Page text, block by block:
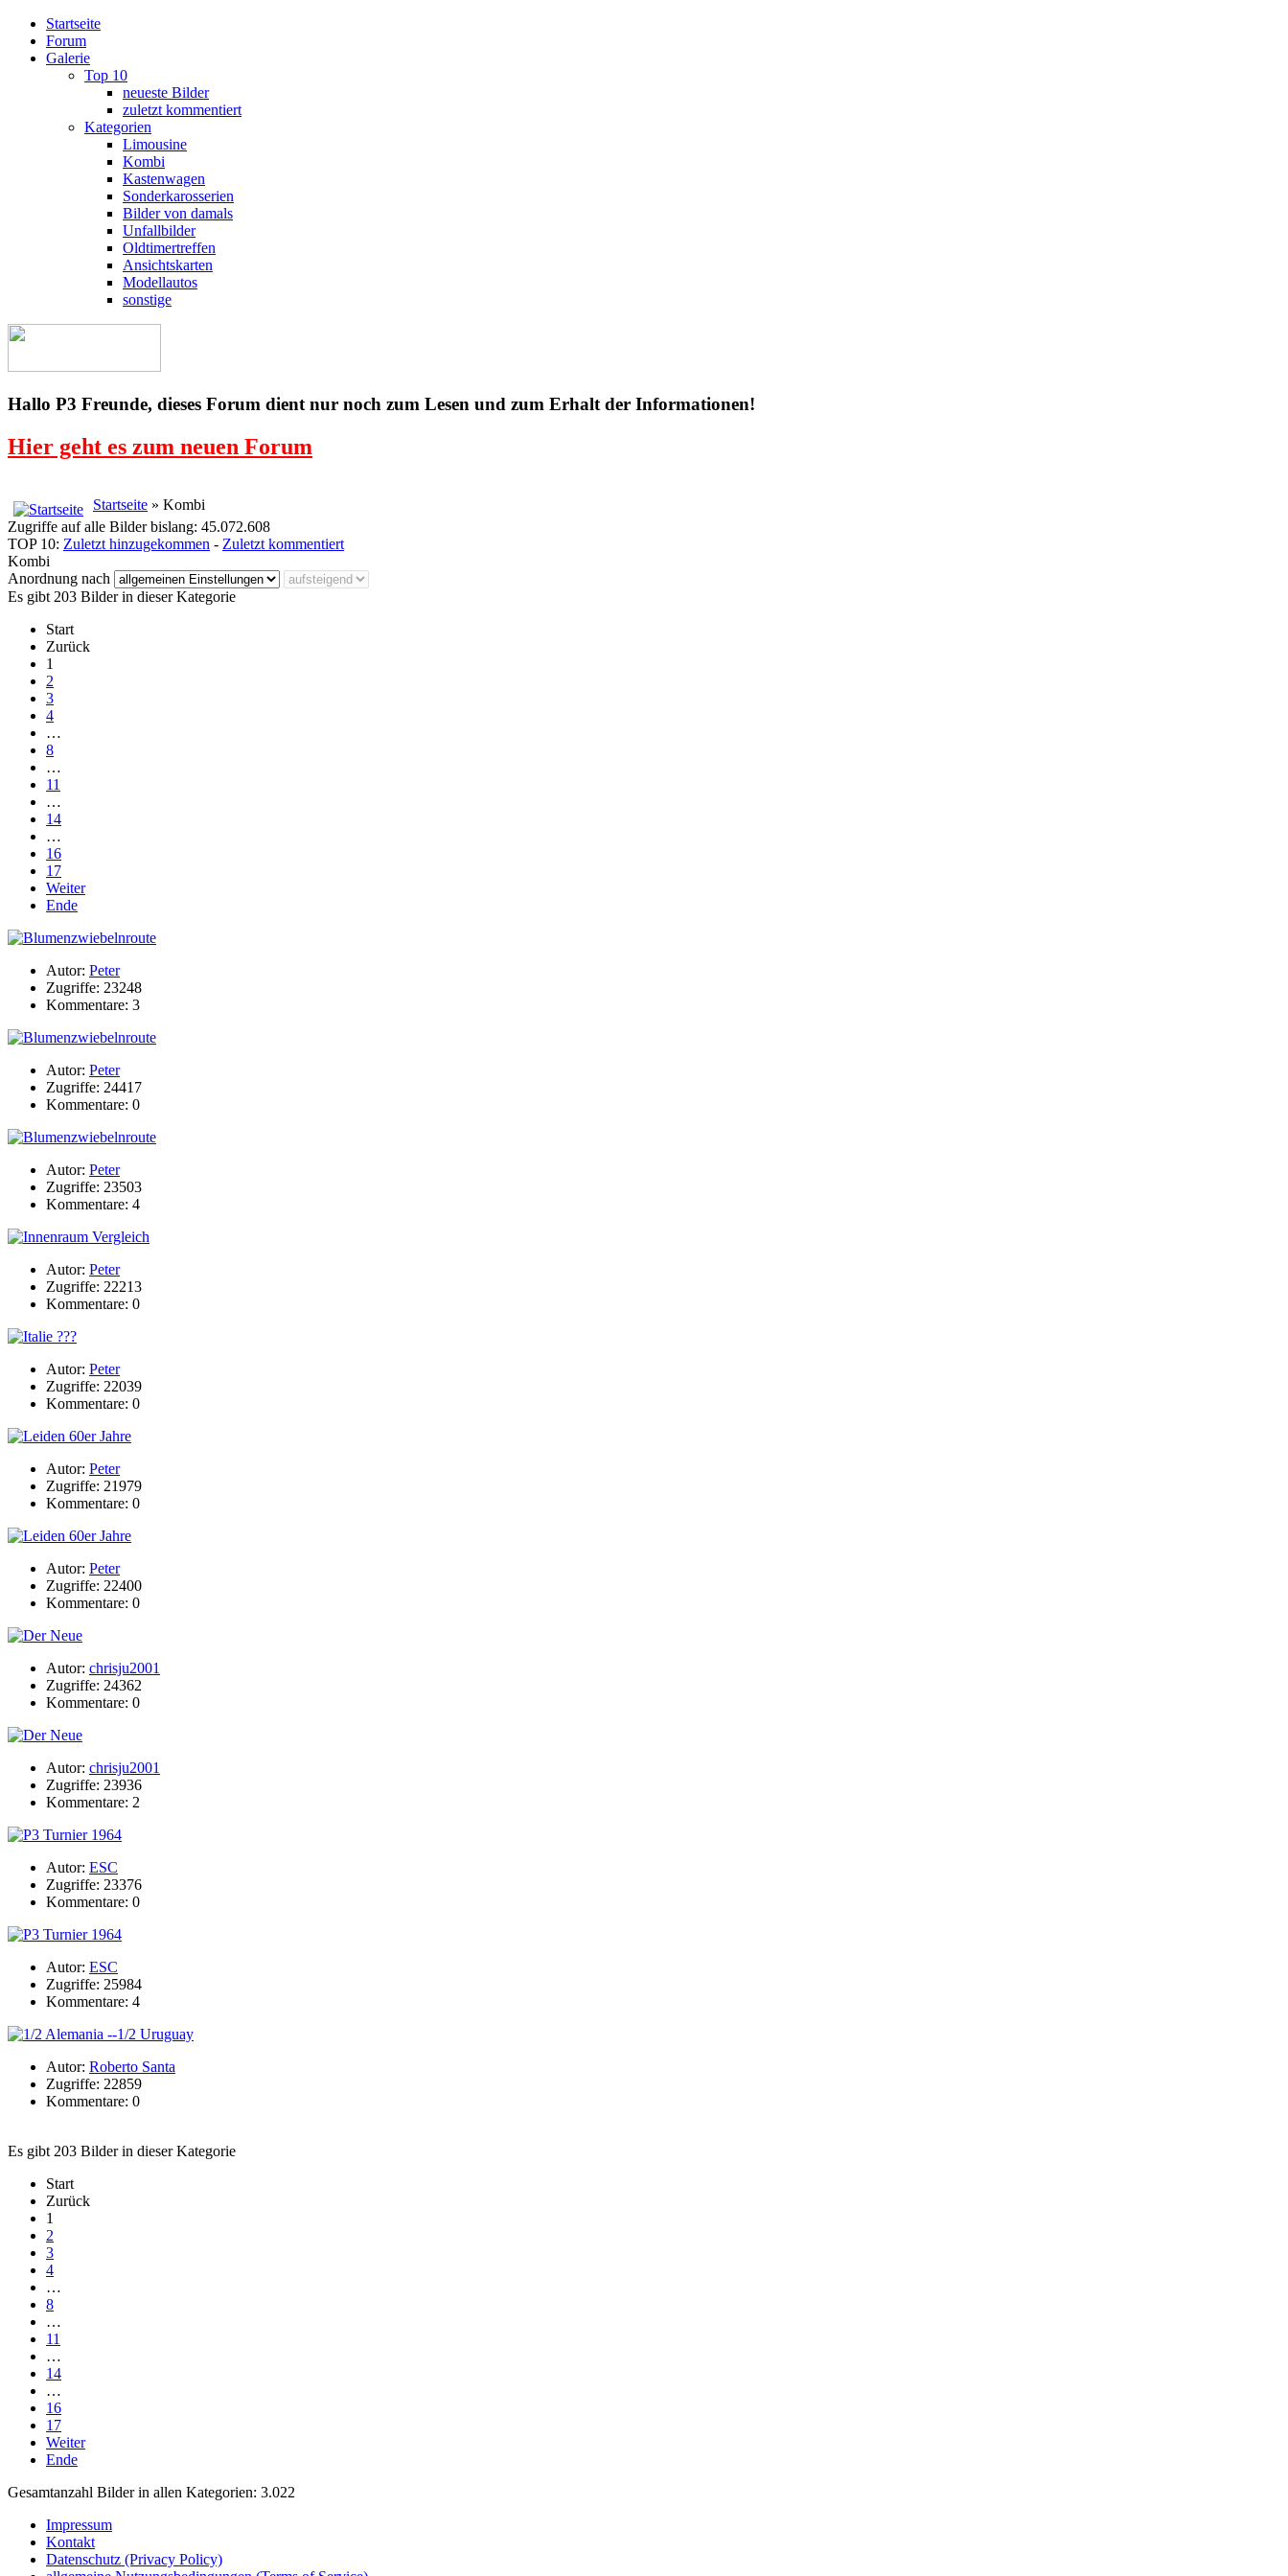
Startseite
Forum
Galerie
Top 10
neueste Bilder
zuletzt kommentiert
Kategorien
Limousine
Kombi
Kastenwagen
Sonderkarosserien
Bilder von damals
Unfallbilder
Oldtimertreffen
Ansichtskarten
Modellautos
sonstige
Hallo P3 Freunde, dieses Forum dient nur noch zum Lesen und zum Erhalt der Informationen!
Hier geht es zum neuen Forum
Startseite » Kombi
Zugriffe auf alle Bilder bislang: 45.072.608
TOP 10: Zuletzt hinzugekommen - Zuletzt kommentiert
Kombi
Anordnung nach
Es gibt 203 Bilder in dieser Kategorie
Start
Zurück
1
2
3
4
…
8
…
11
…
14
…
16
17
Weiter
Ende
Autor: Peter
Zugriffe: 23248
Kommentare: 3
Autor: Peter
Zugriffe: 24417
Kommentare: 0
Autor: Peter
Zugriffe: 23503
Kommentare: 4
Autor: Peter
Zugriffe: 22213
Kommentare: 0
Autor: Peter
Zugriffe: 22039
Kommentare: 0
Autor: Peter
Zugriffe: 21979
Kommentare: 0
Autor: Peter
Zugriffe: 22400
Kommentare: 0
Autor: chrisju2001
Zugriffe: 24362
Kommentare: 0
Autor: chrisju2001
Zugriffe: 23936
Kommentare: 2
Autor: ESC
Zugriffe: 23376
Kommentare: 0
Autor: ESC
Zugriffe: 25984
Kommentare: 4
Autor: Roberto Santa
Zugriffe: 22859
Kommentare: 0
Es gibt 203 Bilder in dieser Kategorie
Start
Zurück
1
2
3
4
…
8
…
11
…
14
…
16
17
Weiter
Ende
Gesamtanzahl Bilder in allen Kategorien: 3.022
Impressum
Kontakt
Datenschutz (Privacy Policy)